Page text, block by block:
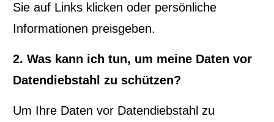
Sie auf Links klicken oder persönliche
Informationen preisgeben.
2. Was kann ich tun, um meine Daten vor
Datendiebstahl zu schützen?
Um Ihre Daten vor Datendiebstahl zu